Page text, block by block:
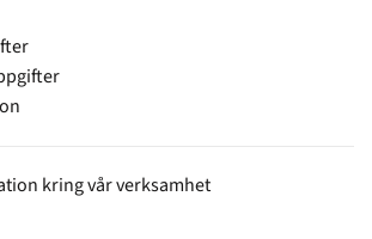
kring vår verksamhet